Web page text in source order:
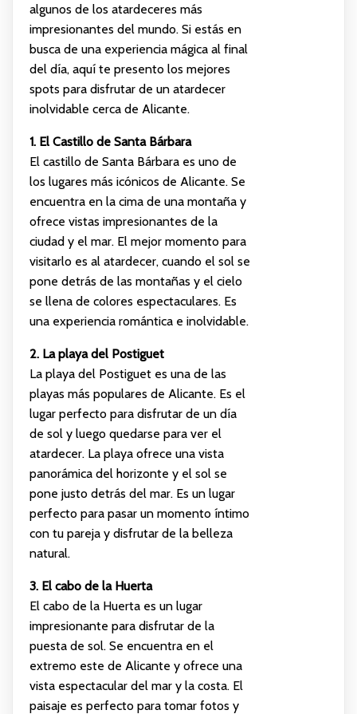
algunos de los atardeceres más
impresionantes del mundo. Si estás en
busca de una experiencia mágica al final
del día, aquí te presento los mejores
spots para disfrutar de un atardecer
inolvidable cerca de Alicante.
1. El Castillo de Santa Bárbara
El castillo de Santa Bárbara es uno de
los lugares más icónicos de Alicante. Se
encuentra en la cima de una montaña y
ofrece vistas impresionantes de la
ciudad y el mar. El mejor momento para
visitarlo es al atardecer, cuando el sol se
pone detrás de las montañas y el cielo
se llena de colores espectaculares. Es
una experiencia romántica e inolvidable.
2. La playa del Postiguet
La playa del Postiguet es una de las
playas más populares de Alicante. Es el
lugar perfecto para disfrutar de un día
de sol y luego quedarse para ver el
atardecer. La playa ofrece una vista
panorámica del horizonte y el sol se
pone justo detrás del mar. Es un lugar
perfecto para pasar un momento íntimo
con tu pareja y disfrutar de la belleza
natural.
3. El cabo de la Huerta
El cabo de la Huerta es un lugar
impresionante para disfrutar de la
puesta de sol. Se encuentra en el
extremo este de Alicante y ofrece una
vista espectacular del mar y la costa. El
paisaje es perfecto para tomar fotos y